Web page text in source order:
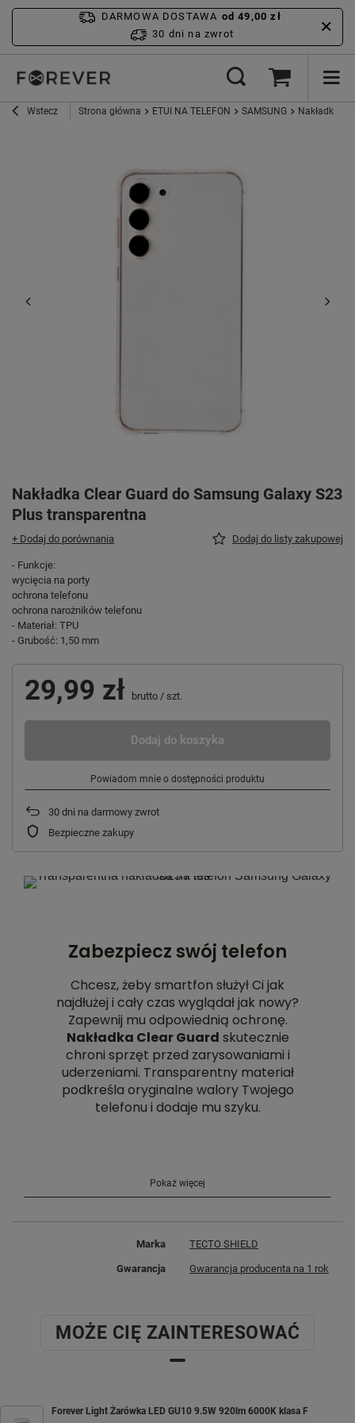
DARMOWA DOSTAWA od 49,00 zł
30 dni na zwrot
Wstecz Strona główna ETUI NA TELEFON SAMSUNG Nakładka
Nakładka Clear Guard do Samsung Galaxy S23
Plus transparentna
+ Dodaj do porównania Dodaj do listy zakupowej
- Funkcje:
wycięcia na porty
ochrona telefonu
ochrona narożników telefonu
- Materiał: TPU
- Grubość: 1,50 mm
29,99 zł brutto / szt.
Dodaj do koszyka
Powiadom mnie o dostępności produktu
30 dni na darmowy zwrot
Bezpieczne zakupy
Zabezpiecz swój telefon
Chcesz, żeby smartfon służył Ci jak
najdłużej i cały czas wyglądał jak nowy?
Zapewnij mu odpowiednią ochronę.
Nakładka Clear Guard skutecznie
chroni sprzęt przed zarysowaniami i
uderzeniami. Transparentny materiał
podkreśla oryginalne walory Twojego
telefonu i dodaje mu szyku.
Pokaż więcej
Marka TECTO SHIELD
Gwarancja Gwarancja producenta na 1 rok
MOŻE CIĘ ZAINTERESOWAĆ
Forever Light Żarówka LED GU10 9.5W 920lm 6000K klasa F